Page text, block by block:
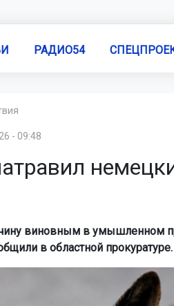
РАДИО54
- 09:48
виновным в умышленном
в областной прокуратуре.